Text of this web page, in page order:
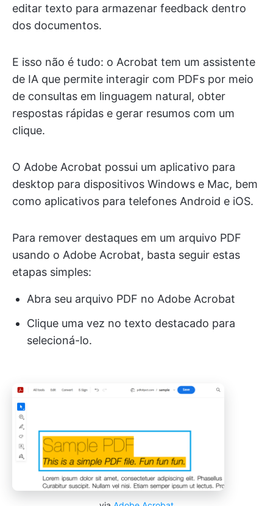
editar texto para armazenar feedback dentro
dos documentos.
E isso não é tudo: o Acrobat tem um assistente
de IA que permite interagir com PDFs por meio
de consultas em linguagem natural, obter
respostas rápidas e gerar resumos com um
clique.
O Adobe Acrobat possui um aplicativo para
desktop para dispositivos Windows e Mac, bem
como aplicativos para telefones Android e iOS.
Para remover destaques em um arquivo PDF
usando o Adobe Acrobat, basta seguir estas
etapas simples:
Abra seu arquivo PDF no Adobe Acrobat
Clique uma vez no texto destacado para
selecioná-lo.